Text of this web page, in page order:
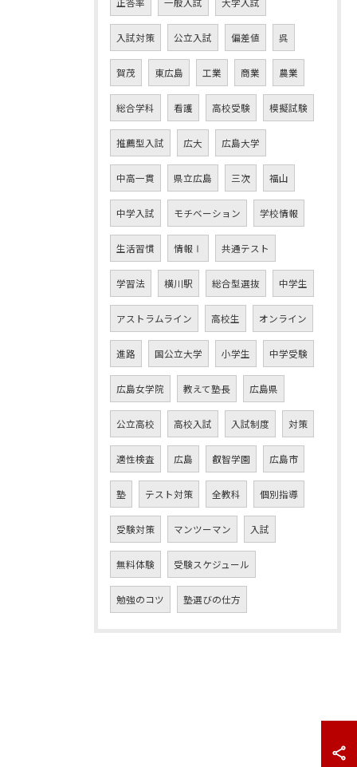
入試対策 公立入試 偏差値 呉
賀茂 東広島 工業 商業 農業
総合学科 看護 高校受験 模擬試験
推薦型入試 広大 広島大学
中高一貫 県立広島 三次 福山
中学入試 モチベーション 学校情報
生活習慣 情報Ⅰ 共通テスト
学習法 横川駅 総合型選抜 中学生
アストラムライン 高校生 オンライン
進路 国公立大学 小学生 中学受験
広島女学院 教えて塾長 広島県
公立高校 高校入試 入試制度 対策
適性検査 広島 叡智学園 広島市
塾 テスト対策 全教科 個別指導
受験対策 マンツーマン 入試
無料体験 受験スケジュール
勉強のコツ 塾選びの仕方